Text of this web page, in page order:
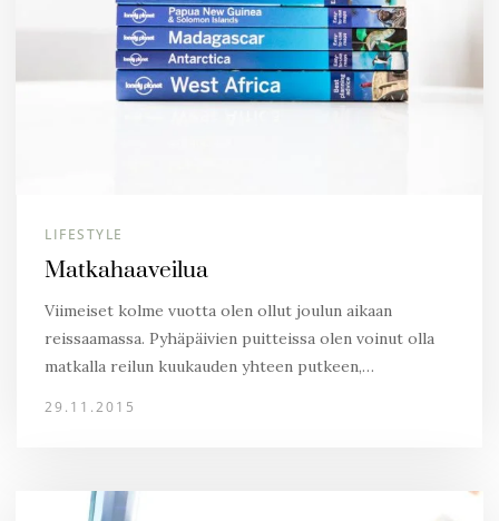
LIFESTYLE
Matkahaaveilua
Viimeiset kolme vuotta olen ollut joulun aikaan
reissaamassa. Pyhäpäivien puitteissa olen voinut olla
matkalla reilun kuukauden yhteen putkeen,…
29.11.2015